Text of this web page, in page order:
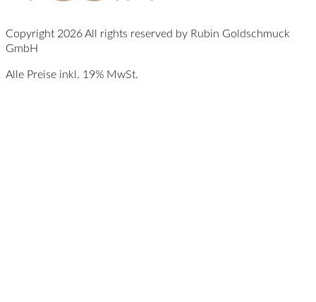
Copyright 2026 All rights reserved by Rubin Goldschmuck
GmbH
Alle Preise inkl. 19% MwSt.